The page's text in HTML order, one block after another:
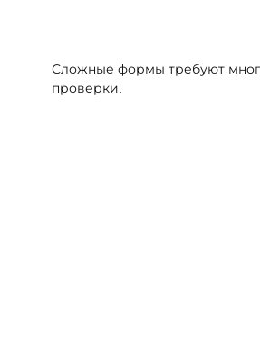
Сложные формы требуют
проверки.